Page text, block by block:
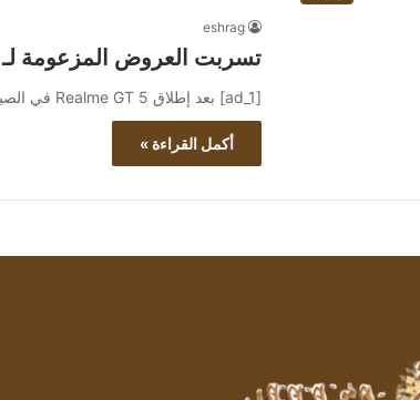
eshrag
تسربت العروض المزعومة لـ Realme GT 5 Pro عبر الإنترنت
[ad_1] بعد إطلاق Realme GT 5 في الصين، تعمل الشركة على هاتف ذكي آخر في السلسلة. في وقت سابق من…
أكمل القراءة »